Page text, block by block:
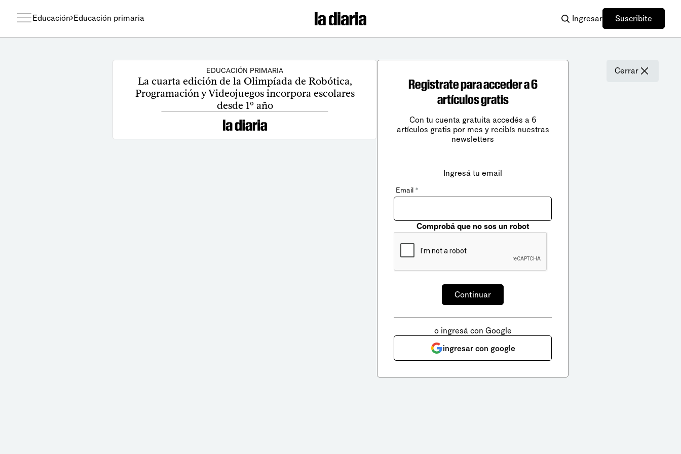
Educación Educación primaria Ingresar Suscribite
EDUCACIÓN PRIMARIA
La cuarta edición de la Olimpíada de Robótica,
Programación y Videojuegos incorpora escolares
desde 1º año
Cerrar
Registrate para acceder a 6
artículos gratis
Con tu cuenta gratuita accedés a 6
artículos gratis por mes y recibís nuestras
newsletters
Ingresá tu email
Email *
Comprobá que no sos un robot
o ingresá con Google
ingresar con google